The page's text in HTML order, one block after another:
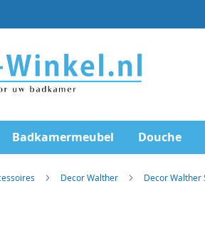
Badkamermeubel Douche
Decor Walther Decor Walther